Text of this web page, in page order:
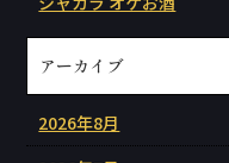
アーカイブ
2026年8月